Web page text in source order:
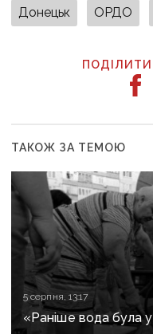
Донецьк ОРДО
ТАКОЖ ЗА ТЕМОЮ
5 серпня, 13:17
«Раніше вода була у